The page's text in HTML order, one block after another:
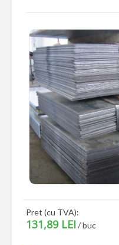
Pret (cu TVA):
131,89 LEI/ buc